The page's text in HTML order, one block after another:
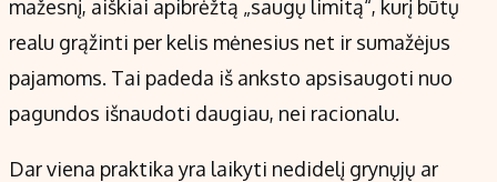
mažesnį, aiškiai apibrėžtą „saugų limitą“, kurį būtų
realu grąžinti per kelis mėnesius net ir sumažėjus
pajamoms. Tai padeda iš anksto apsisaugoti nuo
pagundos išnaudoti daugiau, nei racionalu.
Dar viena praktika yra laikyti nedidelį grynųjų ar